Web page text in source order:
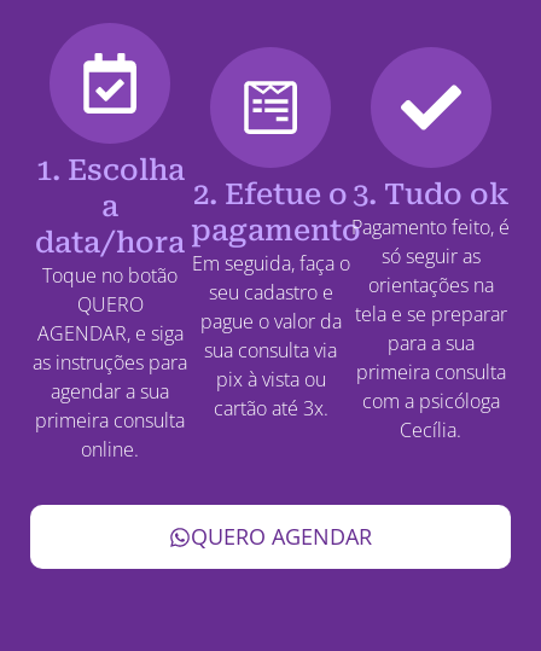
1. Escolha
a
data/hora
Toque no botão
QUERO
AGENDAR, e siga
as instruções para
agendar a sua
primeira consulta
online.
2. Efetue o
pagamento
Em seguida, faça o
seu cadastro e
pague o valor da
sua consulta via
pix à vista ou
cartão até 3x.
3. Tudo ok
Pagamento feito, é
só seguir as
orientações na
tela e se preparar
para a sua
primeira consulta
com a psicóloga
Cecília.
QUERO AGENDAR